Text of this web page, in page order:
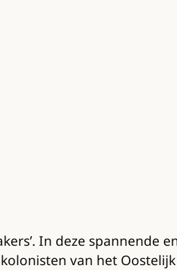
In deze spannende
van het